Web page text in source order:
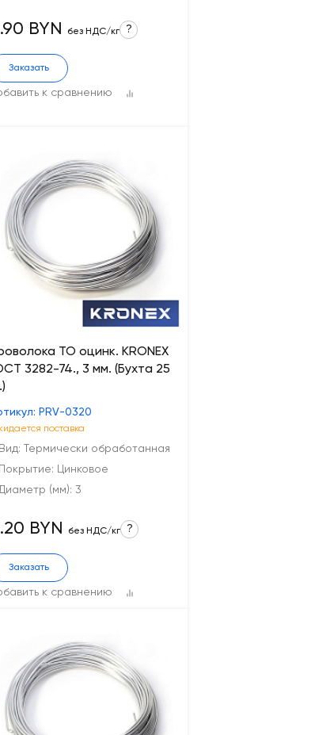
к сравнению
BYN без НДС/кг ?
Заказать
ТО оцинк. KRONEX
3282-74., 3 мм. (Бухта 25
PRV-0320
поставка
Вид: Термически обработанная
Покрытие: Цинковое
(мм): 3
к сравнению
BYN без НДС/кг ?
Заказать